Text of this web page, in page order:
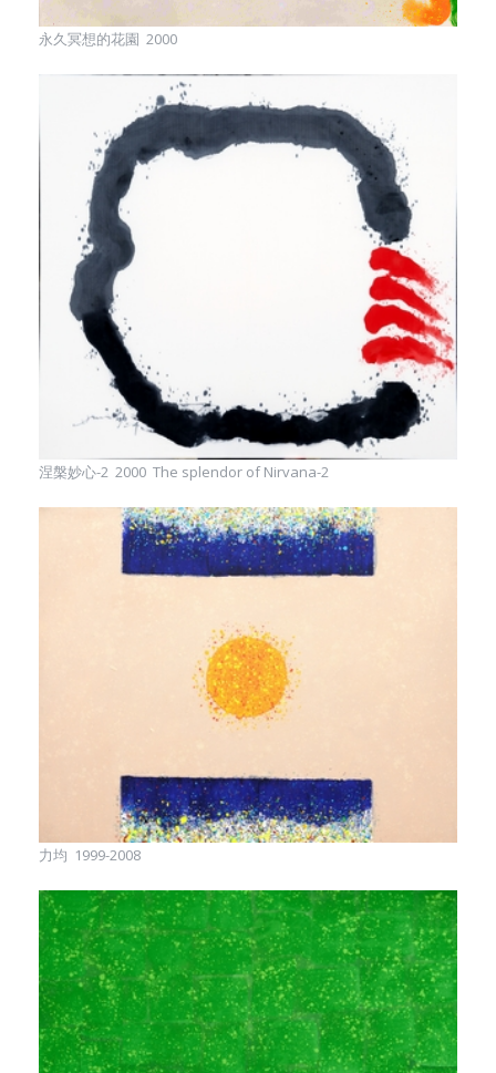
永久冥想的花園 2000
涅槃妙心-2 2000 The splendor of Nirvana-2
力均 1999-2008